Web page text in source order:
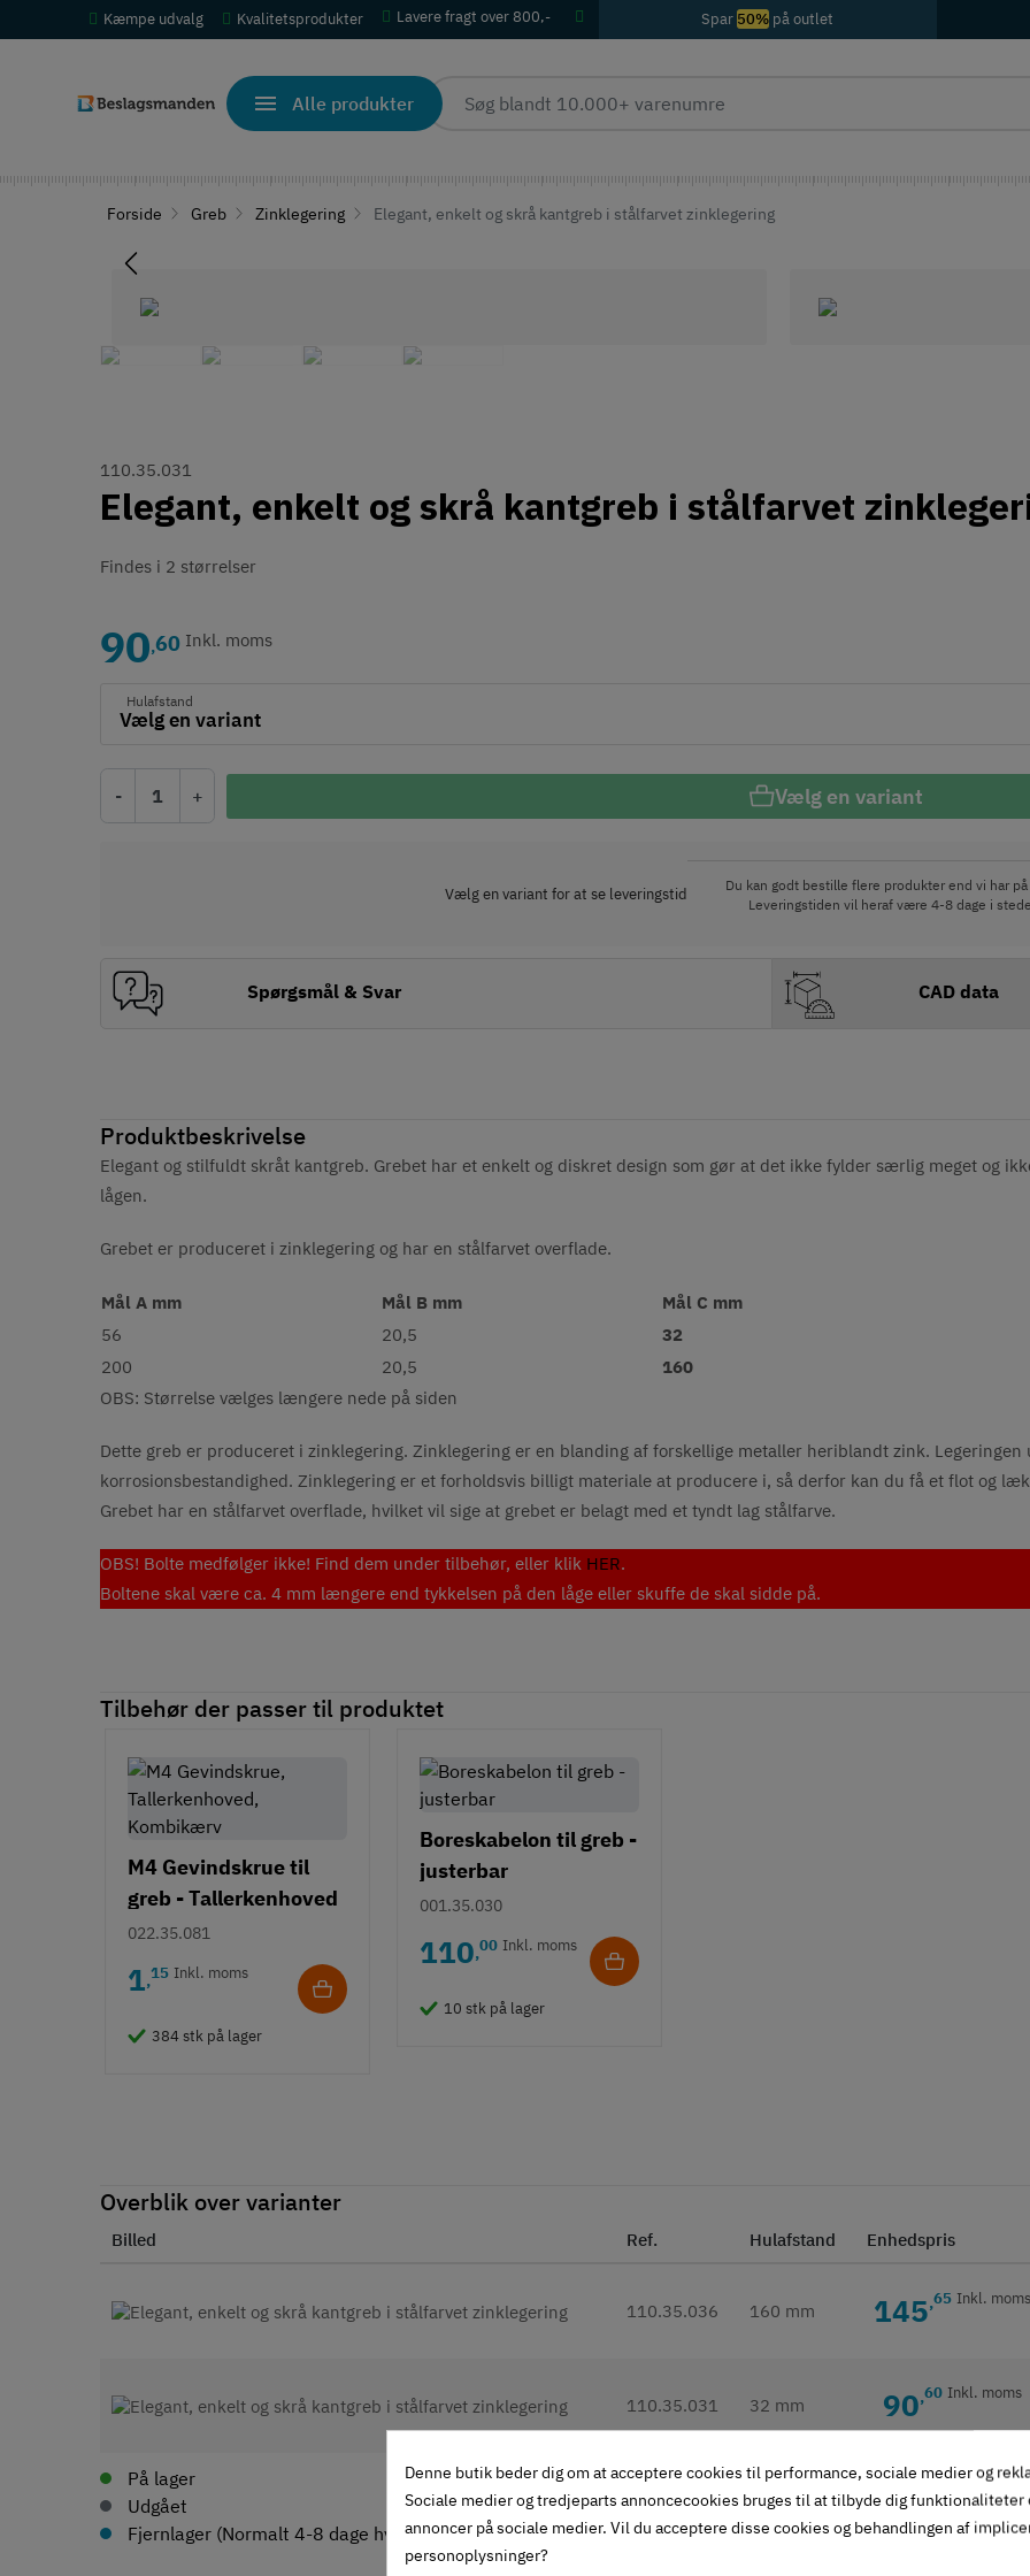
Kæmpe udvalg Kvalitetsprodukter Lavere fragt over 800,- Spar 50% på outlet
Alle produkter
Forside Greb Zinklegering Elegant, enkelt og skrå kantgreb i stålfarvet zinklegering
Produktbeskrivelse
Elegant og stilfuldt skråt kantgreb. Grebet har et enkelt og diskret design som gør at det ikke fylder særlig meget og
lågen.
Grebet er produceret i zinklegering og har en stålfarvet overflade.
Mål A mm Mål B mm
Mål C mm
56
20,5
32
200
20,5
160
OBS: Størrelse vælges længere nede på siden
Dette greb er produceret i zinklegering. Zinklegering er en blanding af forskellige metaller heriblandt zink.
korrosionsbestandighed. Zinklegering er et forholdsvis billigt materiale at producere i, så derfor kan du få et flot og
Grebet har en stålfarvet overflade, hvilket vil sige at grebet er belagt med et tyndt lag stålfarve.
OBS! Bolte medfølger ikke! Find dem under tilbehør, eller klik HER.
Boltene skal være ca. 4 mm længere end tykkelsen på den låge eller skuffe de skal sidde på.
Tilbehør der passer til produktet
M4 Gevindskrue til
greb - Tallerkenhoved
- Krydskærv
022.35.081
1,15 Inkl. moms
384 stk på lager
Boreskabelon til greb -
justerbar
001.35.030
110,00 Inkl. moms
10 stk på lager
Overblik over varianter
Billed Ref. Hulafstand Enhedspris
110.35.036 160 mm 145,65 Inkl. moms
110.35.031 32 mm 90,60 Inkl. moms
På lager
Udgået
Fjernlager (Normalt 4-8 dage hvis ikke andet angivet i beskrivelse)
110.35.031
Elegant, enkelt og skrå kantgreb i stålfarvet
Findes i 2 størrelser
90,60 Inkl. moms
Hulafstand
- + Vælg en variant
Vælg en variant for at se leveringstid
Du kan godt bestille flere produkter end vi har på
Leveringstiden vil heraf være 4-8 dage i
Spørgsmål & Svar CAD data
Denne butik beder dig om at acceptere cookies til performance, sociale medier og
Sociale medier og tredjeparts annoncecookies bruges til at tilbyde dig funktionaliteter
annoncer på sociale medier. Vil du acceptere disse cookies og behandlingen af
personoplysninger?